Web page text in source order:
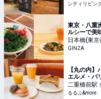
シティリビン
東京・八重
ルシーで美
日本橋(東京
GINZA
【丸の内
エルメ・パ
能｜るる
二重橋前駅
るるぶ&more.